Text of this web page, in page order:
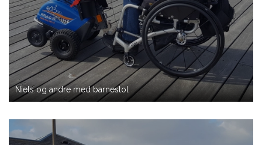
Niels og andre med barnestol